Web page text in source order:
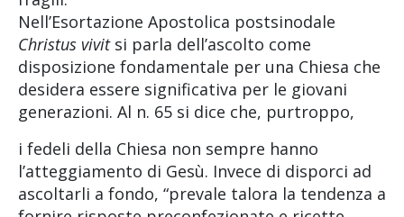
Nell’Esortazione Apostolica postsinodale
Christus vivitsi parla dell’ascolto come
disposizione fondamentale per una Chiesa che
desidera essere significativa per le giovani
generazioni. Al n. 65 si dice che, purtroppo,
i fedeli della Chiesa non sempre hanno
l’atteggiamento di Gesù. Invece di disporci ad
ascoltarli a fondo, “prevale talora la tendenza a